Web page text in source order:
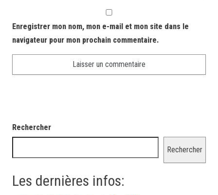
Enregistrer mon nom, mon e-mail et mon site dans le
navigateur pour mon prochain commentaire.
Rechercher
Rechercher
Les dernières infos: